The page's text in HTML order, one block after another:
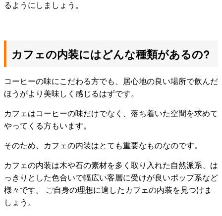
るようにしましょう。
カフェの内装にはどんな種類があるの?
コーヒーの味にこだわる方でも、居心地の良い場所で飲んだ
ほうがより美味しく感じるはずです。
カフェはコーヒーの味だけでなく、落ち着いた空間を求めて
やってくる方もいます。
そのため、カフェの内装はとても重要なものなのです。
カフェの内装は木や石の素材を多く取り入れた自然派系、は
っきりとした色合いで幅広い客層に受けが良いポップ系など
様々です。 ご自身の理想に適したカフェの内装を見つけま
しょう。